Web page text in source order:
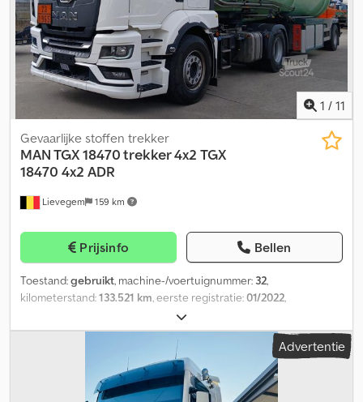
OMVORMER - MAGNETRON - ESPRESSOMACHINE - VIRTUEEL
DASHBOARD - AUX, USB, SD, BLUETOOTH - SLAAPCACHÉ - GROTE
KASTEN BOVEN DE SLAAPCACHÉ - HANDENVRIJ BELLEN -
VOLLEDIG MULTIFUNCTIONEEL STUUR - VOLLEDIG ELEKTRISCH -
CABINE SPOILER - BANDEN ACHTER 315/70 R 22,5 VOOR 385/55
R22,5 EN VEEL ANDERE OPTIES
1 / 11
Lievegem 159 km
Gevaarlijke stoffen trekker
MAN TGX 18470 trekker 4x2 TGX
18470 4x2 ADR
Prijsinfo Bellen
Toestand:gebruikt, machine-/voertuignummer: 32,
kilometerstand:133.521 km, eerste registratie:01/2022,
, asconfiguratie:
emissieklasse:Euro 6, aantal zitplaatsen:2, Bouwjaar:2022, MAN
Trekker TGX 18470 4x2 Csdpfxoyxr Auo Aaheha Bouwjaar 2022
Euro 6 133 521 km Slaapcabine Automaat id 32 Gastank oplegger
Van Hool Type 1D0003 Bouwjaar 1999
Advertentie